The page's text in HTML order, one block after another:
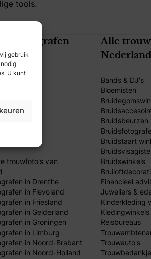
gebruik
U kunt
tools.
trouwfoto's van
in Drenthe
in Flevoland
in Friesland
in Gelderland
in Groningen
in Limburg
in Noord-Brabant
in Noord-Holland
Alle
Nederland
Bands & DJ's
Bloemisten
Bruidsbeurzen
Bruidstaart
Bruidswinkels
Financieel
Juweliers &
Kinderkleding
Reisbureaus
Trouwauto's